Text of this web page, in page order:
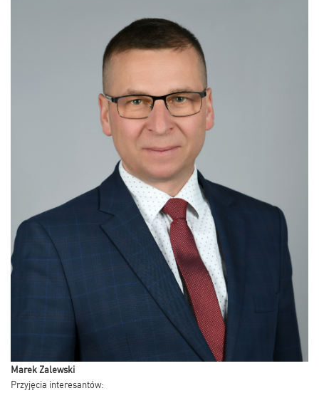
Marek Zalewski
Przyjęcia interesantów: